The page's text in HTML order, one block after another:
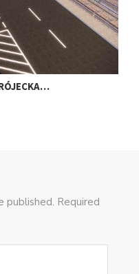
published. Required